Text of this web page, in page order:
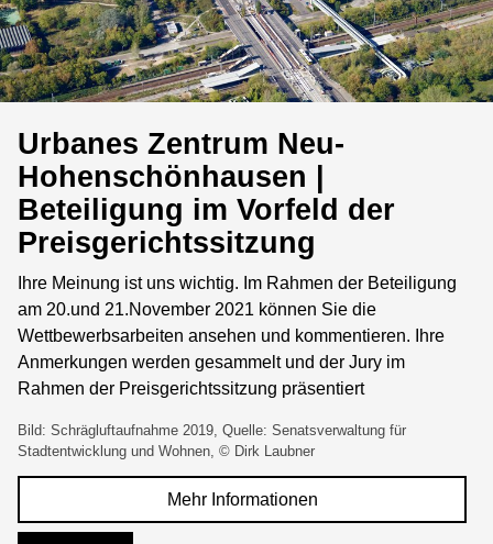
Urbanes Zentrum Neu-
Hohenschönhausen |
Beteiligung im Vorfeld der
Preisgerichtssitzung
Ihre Meinung ist uns wichtig. Im Rahmen der Beteiligung
am 20.und 21.November 2021 können Sie die
Wettbewerbsarbeiten ansehen und kommentieren. Ihre
Anmerkungen werden gesammelt und der Jury im
Rahmen der Preisgerichtssitzung präsentiert
Bild: Schrägluftaufnahme 2019, Quelle: Senatsverwaltung für
Stadtentwicklung und Wohnen, © Dirk Laubner
Mehr Informationen